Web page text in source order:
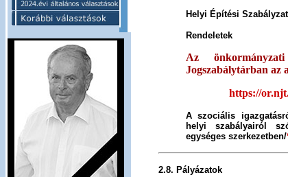
Helyi Építési Szabályzat
Rendeletek
Az
Jogszabálytárban az
https://
A szociális
helyi szabályairól
egységes szerkezetben/
2.8. Pályázatok